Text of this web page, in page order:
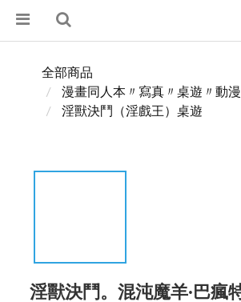
全部商品
漫畫同人本〃寫真〃桌遊〃動
淫獸決鬥（淫戲王）桌遊
淫獸決鬥。混沌魔羊·巴瘋